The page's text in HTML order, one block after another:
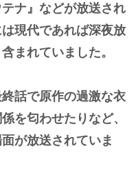
ナ』などが放送され
現代であれば深夜放
まれていました。
話で原作の過激な衣
を匂わせたりなど、
が放送されていま